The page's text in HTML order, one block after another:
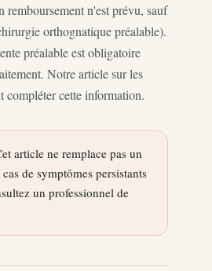
remboursement n'est prévu, sauf
orthognatique préalable).
préalable est obligatoire
Notre article sur les
compléter cette information.
article ne remplace pas un
de symptômes persistants
un professionnel de